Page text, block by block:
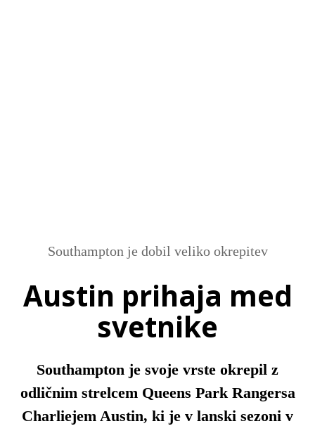
Southampton je dobil veliko okrepitev
Austin prihaja med
svetnike
Southampton je svoje vrste okrepil z
odličnim strelcem Queens Park Rangersa
Charliejem Austin, ki je v lanski sezoni v